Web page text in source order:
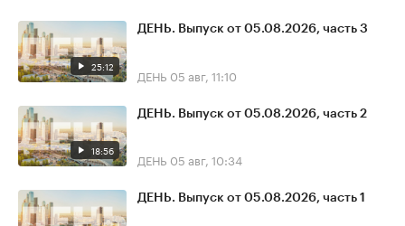
25:12
ДЕНЬ. Выпуск от 05.08.2026, часть 3
ДЕНЬ 05 авг, 11:10
18:56
ДЕНЬ. Выпуск от 05.08.2026, часть 2
ДЕНЬ 05 авг, 10:34
ДЕНЬ. Выпуск от 05.08.2026, часть 1